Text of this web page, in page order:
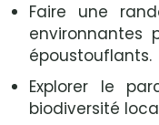
Faire une
environnantes
époustouflants.
Explorer le
biodiversité